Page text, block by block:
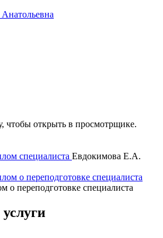
чтобы открыть в просмотрщике.
Евдокимова Е.А.
переподготовке специалиста